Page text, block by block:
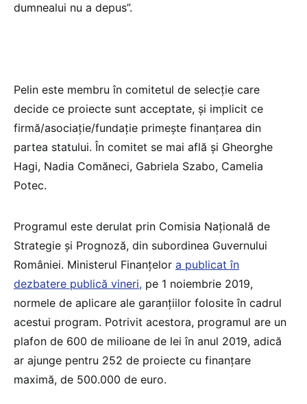
dumnealui nu a depus”.
Pelin este membru în comitetul de selecţie care
decide ce proiecte sunt acceptate, şi implicit ce
firmă/asociaţie/fundaţie primeşte finanţarea din
partea statului. În comitet se mai află şi Gheorghe
Hagi, Nadia Comăneci, Gabriela Szabo, Camelia
Potec.
Programul este derulat prin Comisia Naţională de
Strategie şi Prognoză, din subordinea Guvernului
României. Ministerul Finanţelor a publicat în
dezbatere publică vineri, pe 1 noiembrie 2019,
normele de aplicare ale garanțiilor folosite în cadrul
acestui program. Potrivit acestora, programul are un
plafon de 600 de milioane de lei în anul 2019, adică
ar ajunge pentru 252 de proiecte cu finanțare
maximă, de 500.000 de euro.